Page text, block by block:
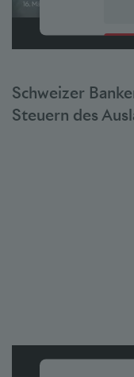
powered by
Schweizer
Steuern des